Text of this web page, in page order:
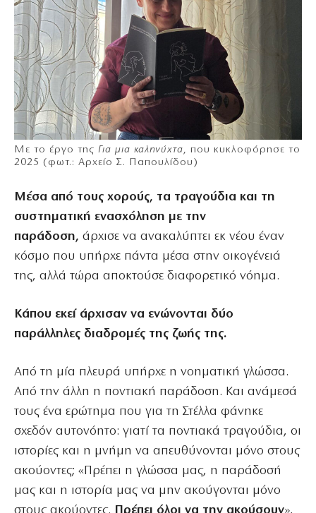
Με το έργο της Για μια καληνύχτα, που κυκλοφόρησε το
2025 (φωτ.: Αρχείο Σ. Παπουλίδου)
Μέσα από τους χορούς, τα τραγούδια και τη
συστηματική ενασχόληση με την
παράδοση, άρχισε να ανακαλύπτει εκ νέου έναν
κόσμο που υπήρχε πάντα μέσα στην οικογένειά
της, αλλά τώρα αποκτούσε διαφορετικό νόημα.
Κάπου εκεί άρχισαν να ενώνονται δύο
παράλληλες διαδρομές της ζωής της.
Από τη μία πλευρά υπήρχε η νοηματική γλώσσα.
Από την άλλη η ποντιακή παράδοση. Και ανάμεσά
τους ένα ερώτημα που για τη Στέλλα φάνηκε
σχεδόν αυτονόητο: γιατί τα ποντιακά τραγούδια, οι
ιστορίες και η μνήμη να απευθύνονται μόνο στους
ακούοντες; «Πρέπει η γλώσσα μας, η παράδοσή
μας και η ιστορία μας να μην ακούγονται μόνο
στους ακούοντες. Πρέπει όλοι να την ακούσουν»,